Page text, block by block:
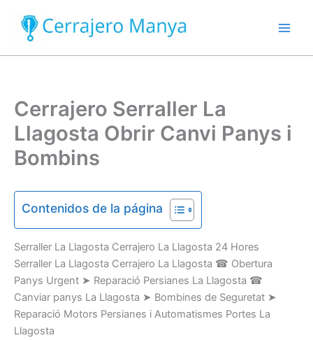
contenido
Cerrajero Serraller La
Llagosta Obrir Canvi Panys i
Bombins
Contenidos de la página
Serraller La Llagosta Cerrajero La Llagosta 24 Hores
Serraller La Llagosta Cerrajero La Llagosta ☎ Obertura
Panys Urgent ➤ Reparació Persianes La Llagosta ☎
Canviar panys La Llagosta ➤ Bombines de Seguretat ➤
Reparació Motors Persianes i Automatismes Portes La
Llagosta